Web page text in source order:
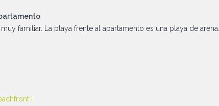
familiar. La playa frente al apartamento es una playa de arena...